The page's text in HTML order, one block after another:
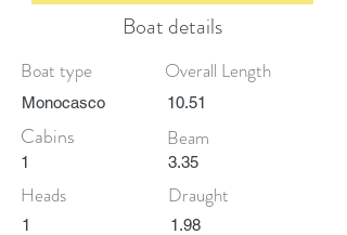
Boat details
Boat type Overall Length
Monocasco
Cabins
1
Heads
1
10.51
Beam
3.35
Draught
1.98